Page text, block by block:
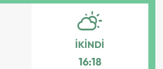
İKINDI
16:18